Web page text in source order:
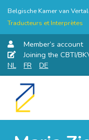
Belgische Kamer van
Traducteurs et Interprètes
Member’s account
Joining the CBTI/
NL
FR DE
Skip